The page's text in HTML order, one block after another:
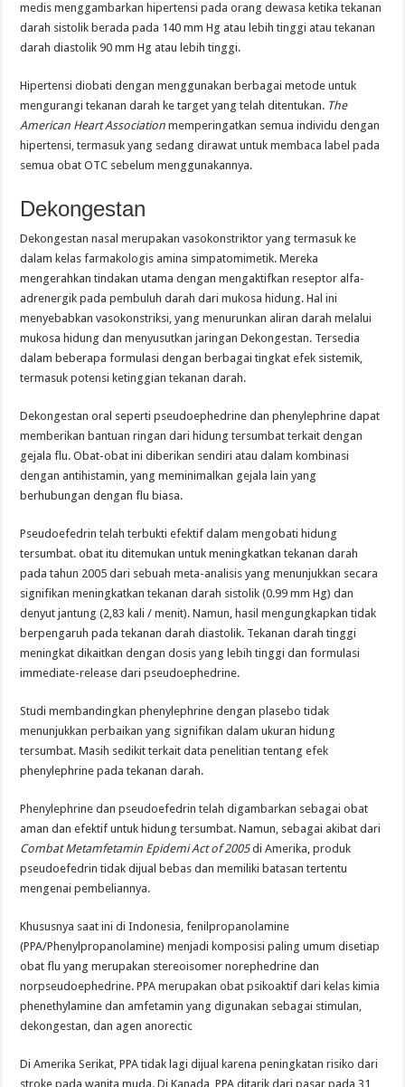
medis menggambarkan hipertensi pada orang dewasa ketika tekanan
darah sistolik berada pada 140 mm Hg atau lebih tinggi atau tekanan
darah diastolik 90 mm Hg atau lebih tinggi.
Hipertensi diobati dengan menggunakan berbagai metode untuk
mengurangi tekanan darah ke target yang telah ditentukan. The
American Heart Association memperingatkan semua individu dengan
hipertensi, termasuk yang sedang dirawat untuk membaca label pada
semua obat OTC sebelum menggunakannya.
Dekongestan
Dekongestan nasal merupakan vasokonstriktor yang termasuk ke
dalam kelas farmakologis amina simpatomimetik. Mereka
mengerahkan tindakan utama dengan mengaktifkan reseptor alfa-
adrenergik pada pembuluh darah dari mukosa hidung. Hal ini
menyebabkan vasokonstriksi, yang menurunkan aliran darah melalui
mukosa hidung dan menyusutkan jaringan Dekongestan. Tersedia
dalam beberapa formulasi dengan berbagai tingkat efek sistemik,
termasuk potensi ketinggian tekanan darah.
Dekongestan oral seperti pseudoephedrine dan phenylephrine dapat
memberikan bantuan ringan dari hidung tersumbat terkait dengan
gejala flu. Obat-obat ini diberikan sendiri atau dalam kombinasi
dengan antihistamin, yang meminimalkan gejala lain yang
berhubungan dengan flu biasa.
Pseudoefedrin telah terbukti efektif dalam mengobati hidung
tersumbat. obat itu ditemukan untuk meningkatkan tekanan darah
pada tahun 2005 dari sebuah meta-analisis yang menunjukkan secara
signifikan meningkatkan tekanan darah sistolik (0.99 mm Hg) dan
denyut jantung (2,83 kali / menit). Namun, hasil mengungkapkan tidak
berpengaruh pada tekanan darah diastolik. Tekanan darah tinggi
meningkat dikaitkan dengan dosis yang lebih tinggi dan formulasi
immediate-release dari pseudoephedrine.
Studi membandingkan phenylephrine dengan plasebo tidak
menunjukkan perbaikan yang signifikan dalam ukuran hidung
tersumbat. Masih sedikit terkait data penelitian tentang efek
phenylephrine pada tekanan darah.
Phenylephrine dan pseudoefedrin telah digambarkan sebagai obat
aman dan efektif untuk hidung tersumbat. Namun, sebagai akibat dari
Combat Metamfetamin Epidemi Act of 2005di Amerika, produk
pseudoefedrin tidak dijual bebas dan memiliki batasan tertentu
mengenai pembeliannya.
Khususnya saat ini di Indonesia, fenilpropanolamine
(PPA/Phenylpropanolamine) menjadi komposisi paling umum disetiap
obat flu yang merupakan stereoisomer norephedrine dan
norpseudoephedrine. PPA merupakan obat psikoaktif dari kelas kimia
phenethylamine dan amfetamin yang digunakan sebagai stimulan,
dekongestan, dan agen anorectic
Di Amerika Serikat, PPA tidak lagi dijual karena peningkatan risiko dari
stroke pada wanita muda. Di Kanada, PPA ditarik dari pasar pada 31